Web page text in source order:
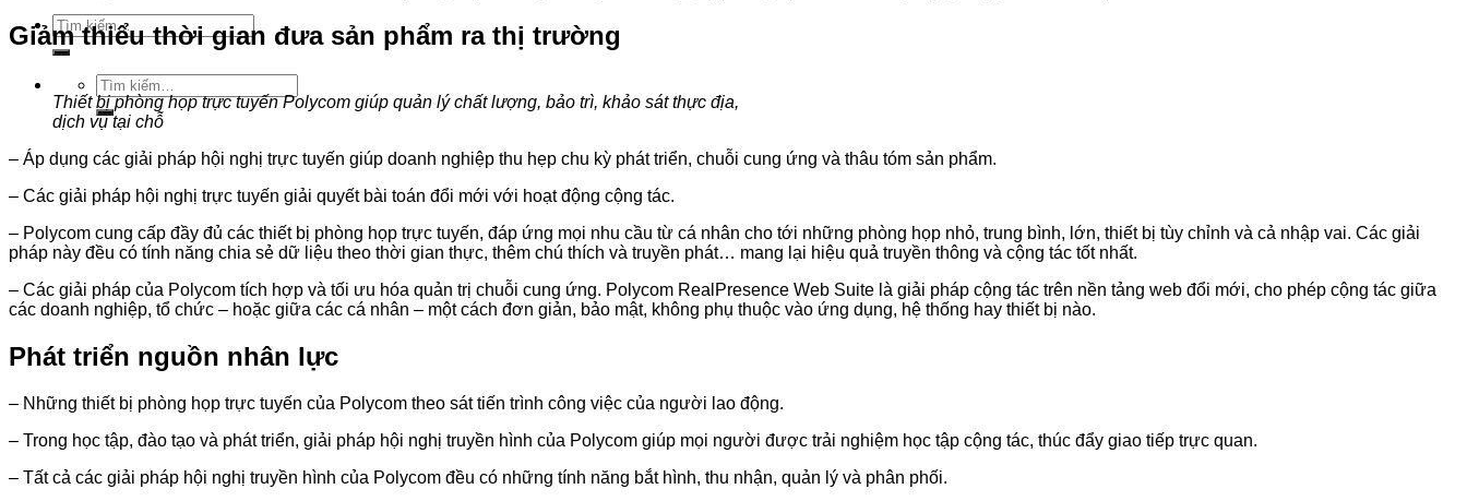
Tìm
kiếm:
Tìm
kiếm:
Giảm thiểu thời gian đưa sản phẩm ra thị trường
Thiết bị phòng họp trực tuyến Polycom giúp quản lý chất lượng, bảo trì, khảo sát thực địa,
dịch vụ tại chỗ
– Áp dụng các giải pháp hội nghị trực tuyến giúp doanh nghiệp thu hẹp chu kỳ phát triển, chuỗi cung ứng và thâu tóm sản phẩm.
– Các giải pháp hội nghị trực tuyến giải quyết bài toán đổi mới với hoạt động cộng tác.
– Polycom cung cấp đầy đủ các thiết bị phòng họp trực tuyến, đáp ứng mọi nhu cầu từ cá nhân cho tới những phòng họp nhỏ, trung bình, lớn, thiết bị tùy chỉnh và cả nhập vai. Các giải
pháp này đều có tính năng chia sẻ dữ liệu theo thời gian thực, thêm chú thích và truyền phát… mang lại hiệu quả truyền thông và cộng tác tốt nhất.
– Các giải pháp của Polycom tích hợp và tối ưu hóa quản trị chuỗi cung ứng. Polycom RealPresence Web Suite là giải pháp cộng tác trên nền tảng web đổi mới, cho phép cộng tác giữa
các doanh nghiệp, tổ chức – hoặc giữa các cá nhân – một cách đơn giản, bảo mật, không phụ thuộc vào ứng dụng, hệ thống hay thiết bị nào.
Phát triển nguồn nhân lực
– Những thiết bị phòng họp trực tuyến của Polycom theo sát tiến trình công việc của người lao động.
– Trong học tập, đào tạo và phát triển, giải pháp hội nghị truyền hình của Polycom giúp mọi người được trải nghiệm học tập cộng tác, thúc đẩy giao tiếp trực quan.
– Tất cả các giải pháp hội nghị truyền hình của Polycom đều có những tính năng bắt hình, thu nhận, quản lý và phân phối.